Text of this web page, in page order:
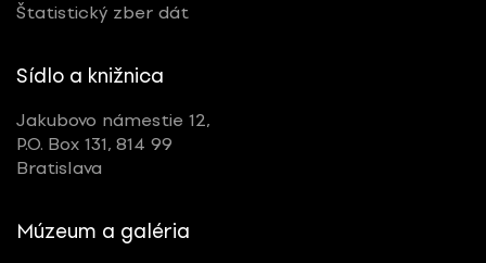
Štatistický zber dát
Sídlo a knižnica
Jakubovo námestie 12,
P.O. Box 131, 814 99
Bratislava
Múzeum a galéria